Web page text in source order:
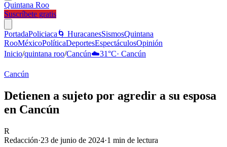
Quintana Roo
Suscríbete gratis
PortadaPoliciaca 🌀 HuracanesSismosQuintana
RooMéxicoPolíticaDeportesEspectáculosOpinión
Inicio/quintana roo/Cancún☁️31°C· Cancún
Cancún
Detienen a sujeto por agredir a su esposa
en Cancún
R
Redacción·23 de junio de 2024·1 min de lectura